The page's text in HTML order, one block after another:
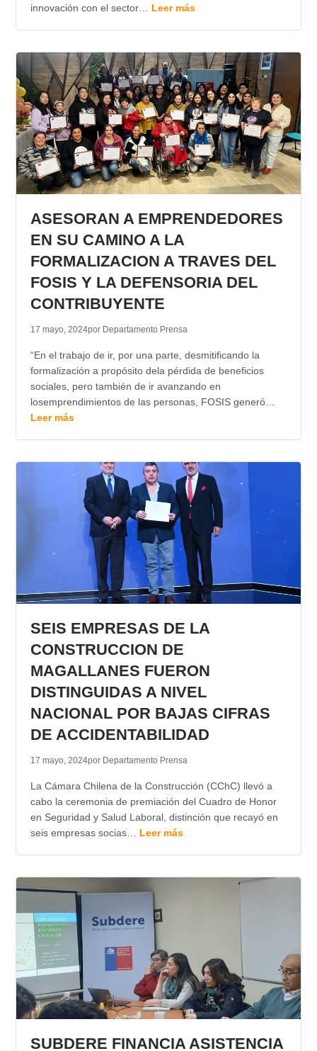
innovación con el sector… Leer más
ASESORAN A EMPRENDEDORES
EN SU CAMINO A LA
FORMALIZACION A TRAVES DEL
FOSIS Y LA DEFENSORIA DEL
CONTRIBUYENTE
17 mayo, 2024por Departamento Prensa
“En el trabajo de ir, por una parte, desmitificando la
formalización a propósito dela pérdida de beneficios
sociales, pero también de ir avanzando en
losemprendimientos de las personas, FOSIS generó…
Leer más
SEIS EMPRESAS DE LA
CONSTRUCCION DE
MAGALLANES FUERON
DISTINGUIDAS A NIVEL
NACIONAL POR BAJAS CIFRAS
DE ACCIDENTABILIDAD
17 mayo, 2024por Departamento Prensa
La Cámara Chilena de la Construcción (CChC) llevó a
cabo la ceremonia de premiación del Cuadro de Honor
en Seguridad y Salud Laboral, distinción que recayó en
seis empresas socias… Leer más
SUBDERE FINANCIA ASISTENCIA